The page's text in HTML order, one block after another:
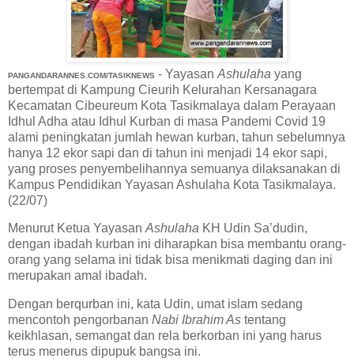
PANGANDARANNES.COM/TASIKNEWS - Yayasan Ashulaha yang
bertempat di Kampung Cieurih Kelurahan Kersanagara
Kecamatan Cibeureum Kota Tasikmalaya dalam Perayaan
Idhul Adha atau Idhul Kurban di masa Pandemi Covid 19
alami peningkatan jumlah hewan kurban, tahun sebelumnya
hanya 12 ekor sapi dan di tahun ini menjadi 14 ekor sapi,
yang proses penyembelihannya semuanya dilaksanakan di
Kampus Pendidikan Yayasan Ashulaha Kota Tasikmalaya.
(22/07)
Menurut Ketua YayasanAshulaha KH Udin Sa’dudin,
dengan ibadah kurban ini diharapkan bisa membantu orang-
orang yang selama ini tidak bisa menikmati daging dan ini
merupakan amal ibadah.
Dengan berqurban ini, kata Udin, umat islam sedang
mencontoh pengorbanan Nabi Ibrahim As tentang
keikhlasan, semangat dan rela berkorban ini yang harus
terus menerus dipupuk bangsa ini.